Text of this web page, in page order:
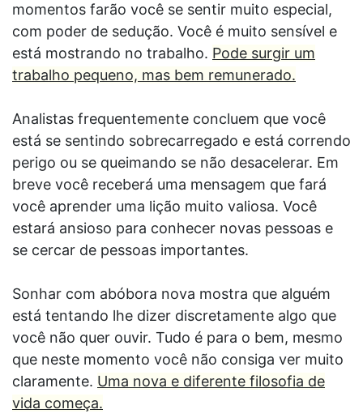
momentos farão você se sentir muito especial,
com poder de sedução. Você é muito sensível e
está mostrando no trabalho. Pode surgir um
trabalho pequeno, mas bem remunerado.
Analistas frequentemente concluem que você
está se sentindo sobrecarregado e está correndo
perigo ou se queimando se não desacelerar. Em
breve você receberá uma mensagem que fará
você aprender uma lição muito valiosa. Você
estará ansioso para conhecer novas pessoas e
se cercar de pessoas importantes.
Sonhar com abóbora nova mostra que alguém
está tentando lhe dizer discretamente algo que
você não quer ouvir. Tudo é para o bem, mesmo
que neste momento você não consiga ver muito
claramente. Uma nova e diferente filosofia de
vida começa.